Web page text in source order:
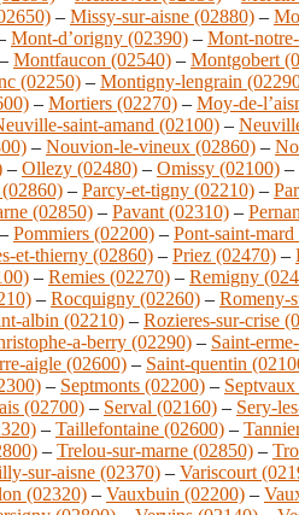
– Missy-sur-aisne (02880) –
Mont-d’origny (02390) – Mont-
– Montfaucon (02540) – Montgobert
(02250) – Montigny-lengrain
– Mortiers (02270) – Moy-de-
saint-amand (02100) –
– Nouvion-le-vineux (02860) –
– Ollezy (02480) – Omissy (02100) –
– Parcy-et-tigny (02210) –
(02850) – Pavant (02310) –
– Pommiers (02200) – Pont-saint-
et-thierny (02860) – Priez (02470) –
– Remies (02270) – Remigny
– Rocquigny (02260) – Romeny-
albin (02210) – Rozieres-sur-crise
a-berry (02290) – Saint-
aigle (02600) – Saint-quentin
– Septmonts (02200) –
(02700) – Serval (02160) – Sery-
– Taillefontaine (02600) –
– Trelou-sur-marne (02850) –
sur-aisne (02370) – Variscourt
(02320) – Vauxbuin (02200) –